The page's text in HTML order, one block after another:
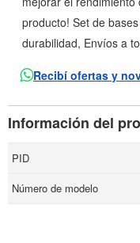
producto! Set de
durabilidad, Envíos a
Recibí ofertas y
Información del
PID
Número de modelo